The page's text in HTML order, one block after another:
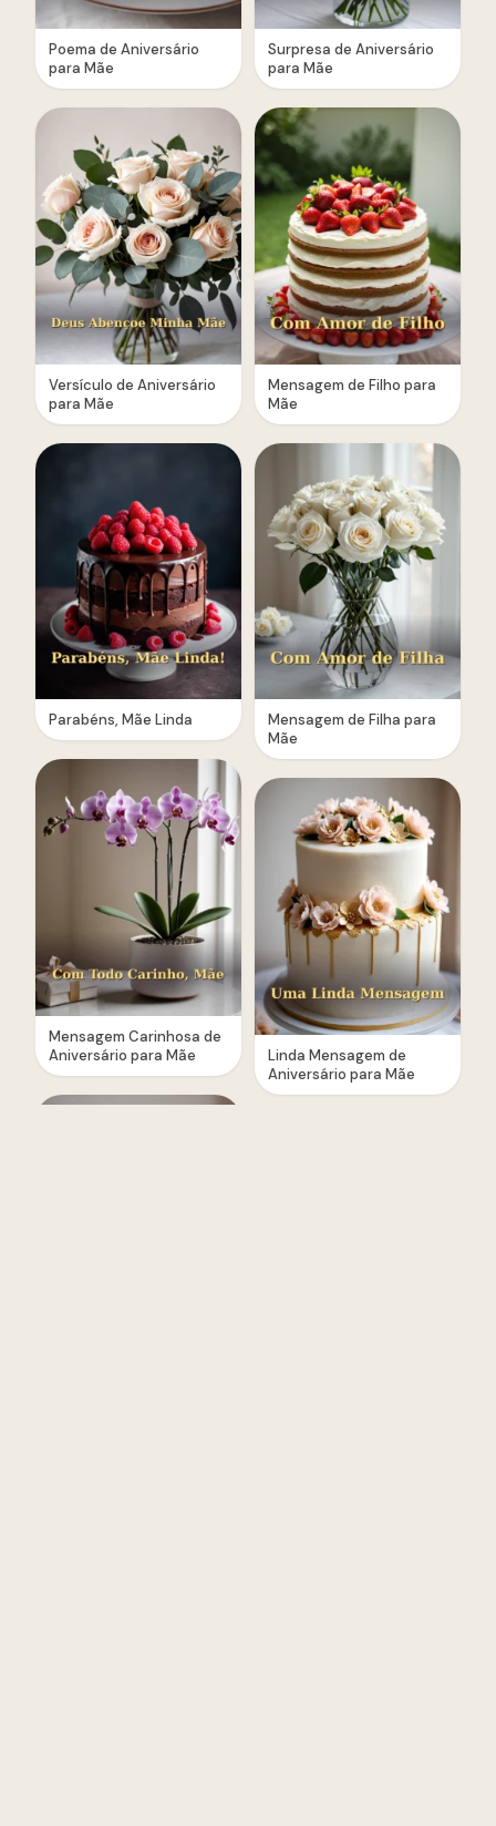
Poema de Aniversário
para Mãe
Versículo de Aniversário
para Mãe
Parabéns, Mãe Linda
Mensagem Carinhosa de
Aniversário para Mãe
Surpresa de Aniversário
para Mãe
Mensagem de Filho para
Mãe
Mensagem de Filha para
Mãe
Linda Mensagem de
Aniversário para Mãe